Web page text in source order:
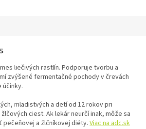
liečivých rastlín. Podporuje tvorbu a
zvýšené fermentačné pochody v črevách
účinky.
mladistvých a detí od 12 rokov pri
ciest. Ak lekár neurčí inak, môže sa
pečeňovej a žlčníkovej diéty. Viac na adc.sk